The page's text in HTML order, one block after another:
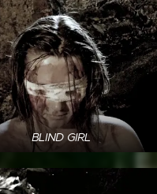
BLIND GIRL